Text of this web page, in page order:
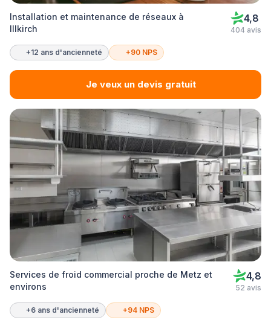
Installation et maintenance de réseaux à
Illkirch
4,8
404 avis
+12 ans d'ancienneté +90 NPS
Je veux un devis gratuit
Services de froid commercial proche de Metz et
environs
4,8
52 avis
+6 ans d'ancienneté +94 NPS